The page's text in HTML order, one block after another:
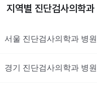
지역별 진단검사의학과
서울 진단검사의학과 병원
경기 진단검사의학과 병원